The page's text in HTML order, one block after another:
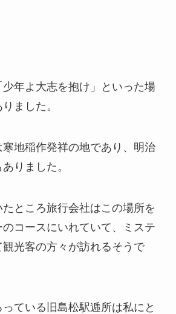
年よ大志を抱け」といった場
ました。
地稲作発祥の地であり、明治
りました。
ところ旅行会社はこの場所を
のコースにいれていて、ミステ
観光客の方々が訪れるそうで
ている旧島松駅逓所は私にと